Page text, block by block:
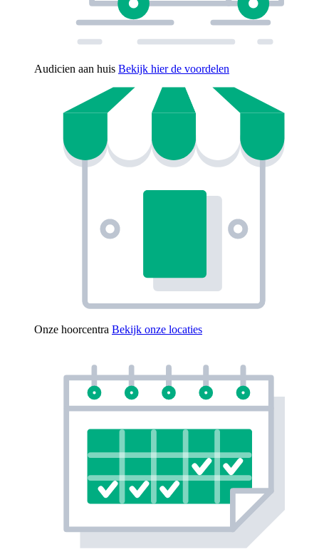
Audicien aan huis Bekijk hier de voordelen
Onze hoorcentra Bekijk onze locaties